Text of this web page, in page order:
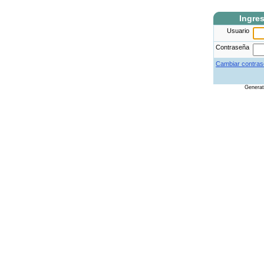
Usuario
Contraseña
Cambiar